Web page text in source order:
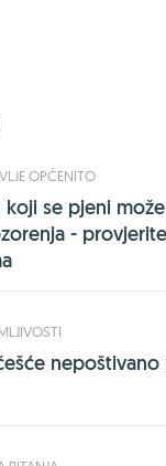
OPĆENITO
koji se pjeni
-